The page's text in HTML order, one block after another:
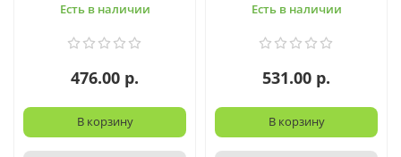
Есть в наличии
476.00 р.
В корзину
Есть в наличии
531.00 р.
В корзину